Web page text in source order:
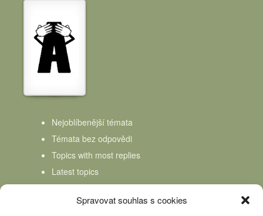
Spravovat souhlas s cookies
Nejoblíbenější témata
Témata bez odpovědi
Topics with most replies
Latest topics
Topics Freshness